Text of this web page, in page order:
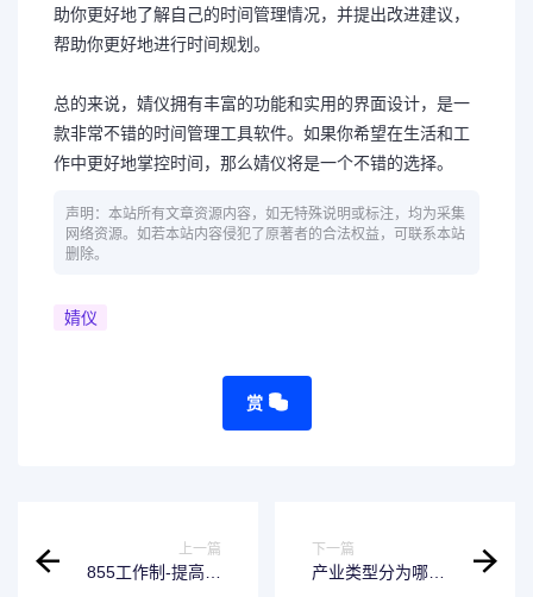
助你更好地了解自己的时间管理情况，并提出改进建议，
帮助你更好地进行时间规划。
总的来说，婧仪拥有丰富的功能和实用的界面设计，是一
款非常不错的时间管理工具软件。如果你希望在生活和工
作中更好地掌控时间，那么婧仪将是一个不错的选择。
声明：本站所有文章资源内容，如无特殊说明或标注，均为采集
网络资源。如若本站内容侵犯了原著者的合法权益，可联系本站
删除。
婧仪
赏
上一篇
855工作制-提高生
下一篇
产业类型分为哪几